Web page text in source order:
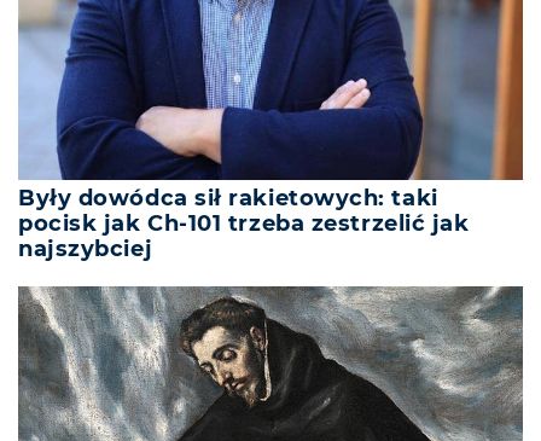
Były dowódca sił rakietowych: taki
pocisk jak Ch-101 trzeba zestrzelić jak
najszybciej